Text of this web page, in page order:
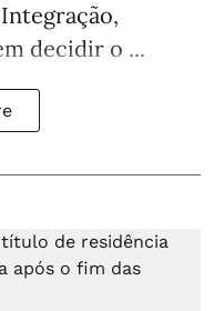
decidir o ...